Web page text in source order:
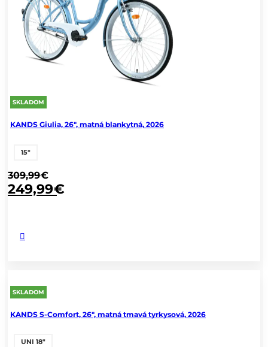
SKLADOM
KANDS Giulia, 26", matná blankytná, 2026
15"
309,99€
249,99€
SKLADOM
KANDS S-Comfort, 26", matná tmavá tyrkysová, 2026
UNI 18"